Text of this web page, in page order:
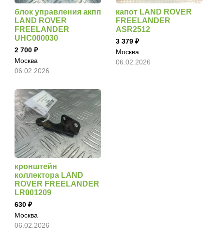
блок управления акпп
LAND ROVER
FREELANDER
UHC000030
2 700
Москва
06.02.2026
капот LAND ROVER
FREELANDER
ASR2512
3 379
Москва
06.02.2026
кронштейн
коллектора LAND
ROVER FREELANDER
LR001209
630
Москва
06.02.2026